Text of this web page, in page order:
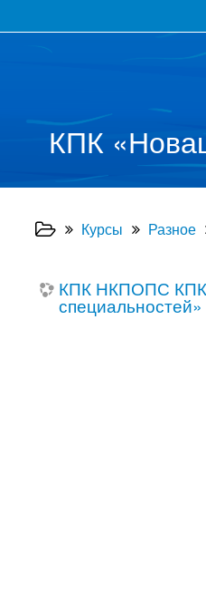
КПК
Курсы Разное
КПК НКПОПС КПК
специальностей»